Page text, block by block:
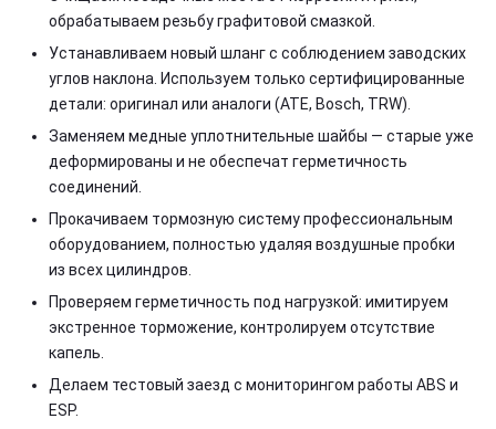
обрабатываем резьбу графитовой смазкой.
Устанавливаем новый шланг с соблюдением заводских
углов наклона. Используем только сертифицированные
детали: оригинал или аналоги (ATE, Bosch, TRW).
Заменяем медные уплотнительные шайбы — старые уже
деформированы и не обеспечат герметичность
соединений.
Прокачиваем тормозную систему профессиональным
оборудованием, полностью удаляя воздушные пробки
из всех цилиндров.
Проверяем герметичность под нагрузкой: имитируем
экстренное торможение, контролируем отсутствие
капель.
Делаем тестовый заезд с мониторингом работы ABS и
ESP.